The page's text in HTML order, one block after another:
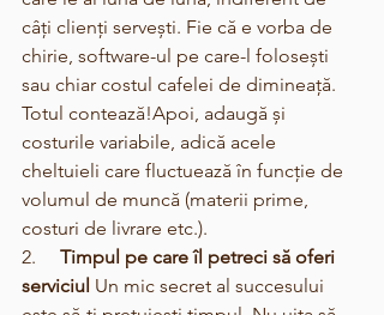
câți clienți servești. Fie că e vorba de
chirie, software-ul pe care-l folosești
sau chiar costul cafelei de dimineață.
Totul contează!Apoi, adaugă și
costurile variabile, adică acele
cheltuieli care fluctuează în funcție de
volumul de muncă (materii prime,
costuri de livrare etc.).
2. Timpul pe care îl petreci să oferi
serviciul Un mic secret al succesului